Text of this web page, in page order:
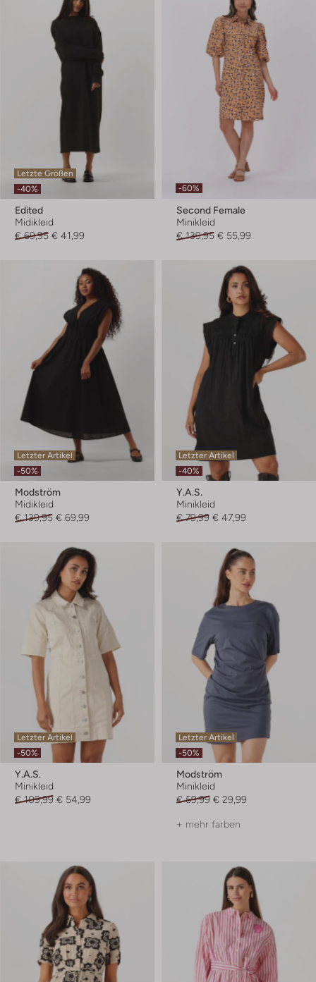
Letzte Größen
-40%
Edited
Midikleid
€ 69,95 € 41,99
-60%
Second Female
Minikleid
€ 139,95 € 55,99
Letzter Artikel
-50%
Modström
Midikleid
€ 139,95 € 69,99
Letzter Artikel
-40%
Y.a.s.
Minikleid
€ 79,99 € 47,99
Letzter Artikel
-50%
Y.a.s.
Minikleid
€ 109,99 € 54,99
Letzter Artikel
-50%
Modström
Minikleid
€ 59,99 € 29,99
+ mehr farben